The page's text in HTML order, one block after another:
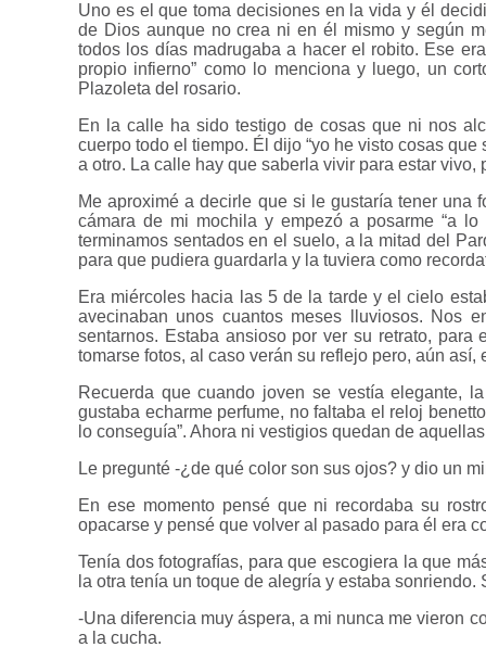
Uno es el que toma decisiones en la vida y él
de Dios aunque no crea ni en él mismo ysegún
todos los días madrugaba a hacer el robito. Ese
propio infierno” como lo menciona y luego, un
Plazoleta del rosario.
En la calle ha sido testigo de cosas que ni nos
cuerpo todo el tiempo. Él dijo“yo he visto cosas que
a otro. La calle hay que saberla vivir para estar
Me aproximé a decirle que si le gustaría tener una
cámara de mi mochila y empezó a posarme “a
terminamos sentados en el suelo, a la mitad del
para que pudiera guardarla y la tuviera como
Era miércoles hacia las 5 de la tarde y el cielo
avecinaban unos cuantos meses lluviosos. Nos
sentarnos. Estaba ansioso por ver su retrato,
tomarse fotos, al caso verán su reflejo pero, aún así,
Recuerda que cuando joven se vestía elegante,
gustaba echarme perfume, no faltaba el reloj
lo conseguía”. Ahora ni vestigios quedan de
Le pregunté -¿de qué color son sus ojos? y dio un
En ese momento pensé que ni recordaba su
opacarse y pensé que volver al pasado para él era
Tenía dos fotografías, para que escogiera la que
la otra tenía un toque de alegría y estaba sonriendo.
-Una diferencia muy áspera, a mi nunca me vieron
a la cucha.